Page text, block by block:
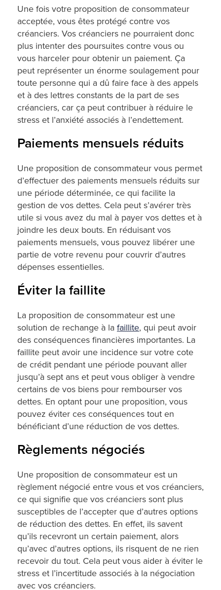
Une fois votre proposition de consommateur
acceptée, vous êtes protégé contre vos
créanciers. Vos créanciers ne pourraient donc
plus intenter des poursuites contre vous ou
vous harceler pour obtenir un paiement. Ça
peut représenter un énorme soulagement pour
toute personne qui a dû faire face à des appels
et à des lettres constants de la part de ses
créanciers, car ça peut contribuer à réduire le
stress et l’anxiété associés à l’endettement.
Paiements mensuels réduits
Une proposition de consommateur vous permet
d’effectuer des paiements mensuels réduits sur
une période déterminée, ce qui facilite la
gestion de vos dettes. Cela peut s’avérer très
utile si vous avez du mal à payer vos dettes et à
joindre les deux bouts. En réduisant vos
paiements mensuels, vous pouvez libérer une
partie de votre revenu pour couvrir d’autres
dépenses essentielles.
Éviter la faillite
La proposition de consommateur est une
solution de rechange à la faillite, qui peut avoir
des conséquences financières importantes. La
faillite peut avoir une incidence sur votre cote
de crédit pendant une période pouvant aller
jusqu’à sept ans et peut vous obliger à vendre
certains de vos biens pour rembourser vos
dettes. En optant pour une proposition, vous
pouvez éviter ces conséquences tout en
bénéficiant d’une réduction de vos dettes.
Règlements négociés
Une proposition de consommateur est un
règlement négocié entre vous et vos créanciers,
ce qui signifie que vos créanciers sont plus
susceptibles de l’accepter que d’autres options
de réduction des dettes. En effet, ils savent
qu’ils recevront un certain paiement, alors
qu’avec d’autres options, ils risquent de ne rien
recevoir du tout. Cela peut vous aider à éviter le
stress et l’incertitude associés à la négociation
avec vos créanciers.